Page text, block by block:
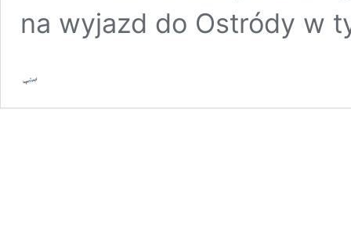
na wyjazd do Ostródy w